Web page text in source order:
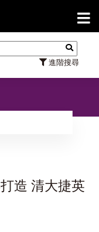
進階搜尋
【
造 清大捷英